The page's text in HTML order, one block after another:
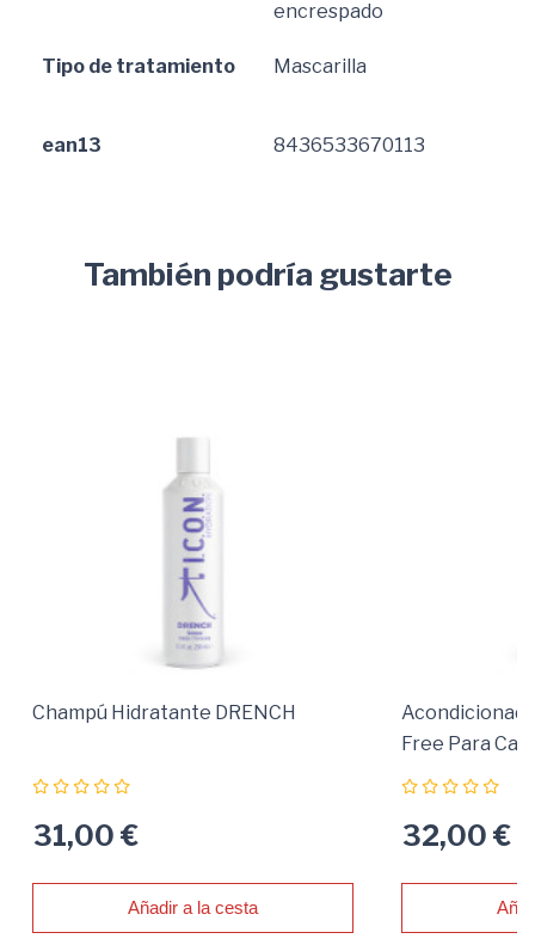
encrespado
Tipo de tratamiento Mascarilla
ean13 8436533670113
También podría gustarte
Champú Hidratante DRENCH
31,00 €
Añadir a la cesta
Free Para
32,00 €